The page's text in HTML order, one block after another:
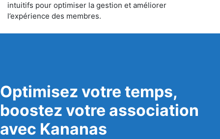
intuitifs pour optimiser la gestion et améliorer
l’expérience des membres.
Optimisez votre temps,
boostez votre association
avec Kananas